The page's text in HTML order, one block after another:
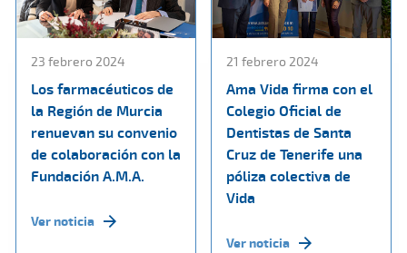
23 febrero 2024
Los farmacéuticos de
la Región de Murcia
renuevan su convenio
de colaboración con la
Fundación A.M.A.
Ver noticia
21 febrero 2024
Ama Vida firma con el
Colegio Oficial de
Dentistas de Santa
Cruz de Tenerife una
póliza colectiva de
Vida
Ver noticia